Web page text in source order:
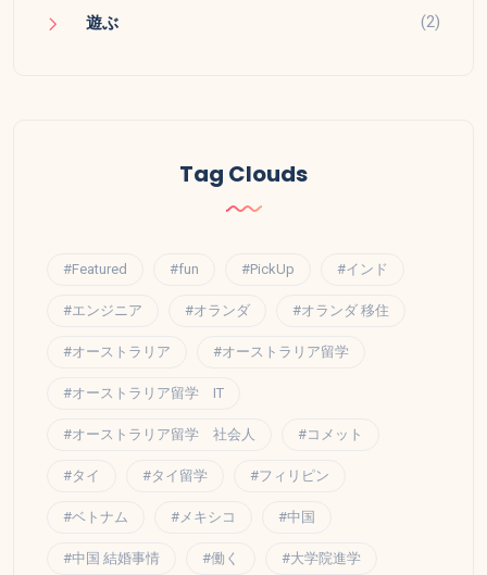
遊ぶ (2)
Tag Clouds
#Featured #fun #PickUp #インド
#エンジニア #オランダ #オランダ 移住
#オーストラリア #オーストラリア留学
#オーストラリア留学 IT
#オーストラリア留学 社会人 #コメット
#タイ #タイ留学 #フィリピン
#ベトナム #メキシコ #中国
#中国 結婚事情 #働く #大学院進学